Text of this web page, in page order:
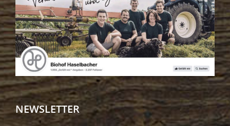
NEWSLETTER